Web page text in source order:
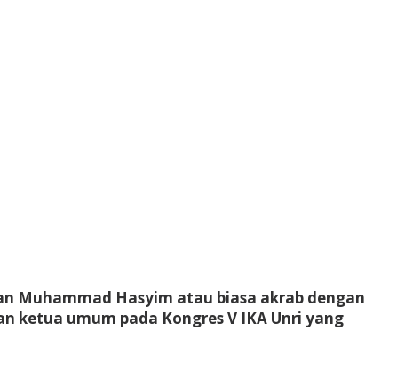
Muhammad Hasyim atau biasa akrab dengan
ketua umum pada Kongres V IKA Unri yang